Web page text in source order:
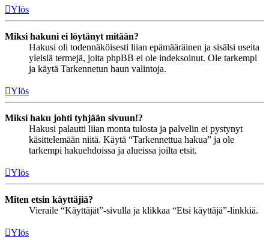
Ylös
Miksi hakuni ei löytänyt mitään?
Hakusi oli todennäköisesti liian epämääräinen ja sisälsi useita
yleisiä termejä, joita phpBB ei ole indeksoinut. Ole tarkempi
ja käytä Tarkennetun haun valintoja.
Ylös
Miksi haku johti tyhjään sivuun!?
Hakusi palautti liian monta tulosta ja palvelin ei pystynyt
käsittelemään niitä. Käytä “Tarkennettua hakua” ja ole
tarkempi hakuehdoissa ja alueissa joilta etsit.
Ylös
Miten etsin käyttäjiä?
Vieraile “Käyttäjät”-sivulla ja klikkaa “Etsi käyttäjä”-linkkiä.
Ylös